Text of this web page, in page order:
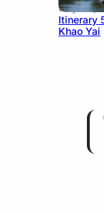
July 20,
Itinerary
Khao Yai